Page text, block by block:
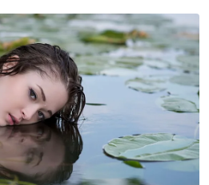
tembakan di sekolah:
tolak spekulasi buli
Hormuz: Iran
syarat